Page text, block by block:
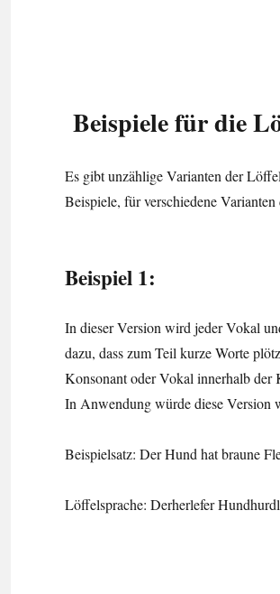
Beispiele für die
Es gibt unzählige Varianten der
Beispiele, für verschiedene
Beispiel 1:
In dieser Version wird jeder Vokal
dazu, dass zum Teil kurze Worte
Konsonant oder Vokal innerhalb der
In Anwendung würde diese Version
Beispielsatz: Der Hund hat braune
Löffelsprache: Derherlefer